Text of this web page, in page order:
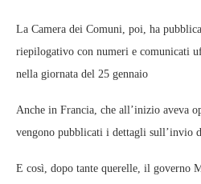
La Camera dei Comuni, poi, ha
riepilogativo con numeri e comunicati
nella giornata del 25 gennaio
Anche in Francia, che all’inizio aveva
vengono pubblicati i dettagli sull’invio
E così, dopo tante querelle, il governo